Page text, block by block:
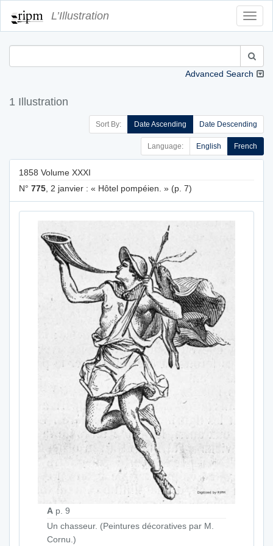
L’Illustration
Advanced Search
1 Illustration
Sort By: Date Ascending Date Descending
Language: English French
1858 Volume XXXI
N° 775 , 2 janvier : « Hôtel pompéien. » (p. 7)
A p. 9
Un chasseur. (Peintures décoratives par M.
Cornu.)